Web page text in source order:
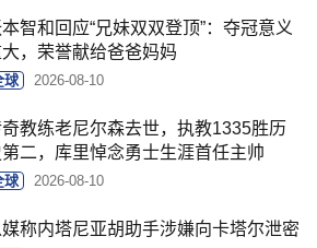
智和回应“兄妹双双登顶”：夺冠意义
大，荣誉献给爸爸妈妈
球 2026-08-10
教练老尼尔森去世，执教1335胜历
第二，库里悼念勇士生涯首任主帅
球 2026-08-10
媒称内塔尼亚胡助手涉嫌向卡塔尔泄密